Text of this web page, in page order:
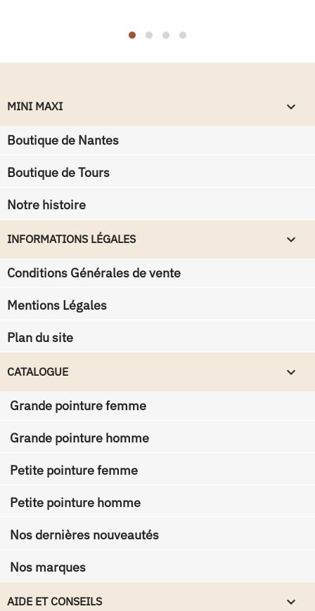
MINI MAXI keyboard_arrow_down
Boutique de Nantes
Boutique de Tours
Notre histoire
INFORMATIONS LÉGALES keyboard_arrow_down
Conditions Générales de vente
Mentions Légales
Plan du site
CATALOGUE 
Grande pointure femme
Grande pointure homme
Petite pointure femme
Petite pointure homme
Nos dernières nouveautés
Nos marques
AIDE ET CONSEILS 